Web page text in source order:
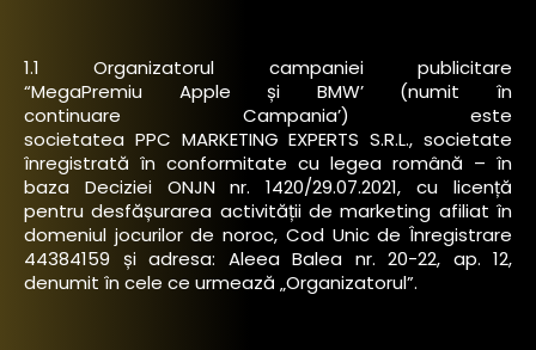
1.1 Organizatorul campaniei publicitare
“MegaPremiu Apple și BMW’ (numit în
continuare Campania’) este
societatea PPC MARKETING EXPERTS S.R.L., societate
înregistrată în conformitate cu legea română – în
baza Deciziei ONJN nr. 1420/29.07.2021, cu licență
pentru desfășurarea activității de marketing afiliat în
domeniul jocurilor de noroc, Cod Unic de Înregistrare
44384159 și adresa: Aleea Balea nr. 20-22, ap. 12,
denumit în cele ce urmează „Organizatorul”.